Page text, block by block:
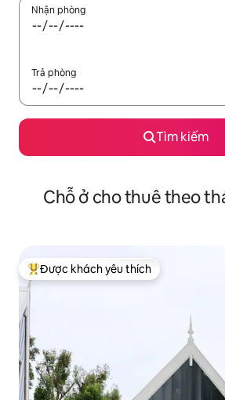
Nhận phòng
Trả phòng
Tìm kiếm
Chỗ ở cho thuê theo
Được khách yêu thích nhất
Được khách yêu thích